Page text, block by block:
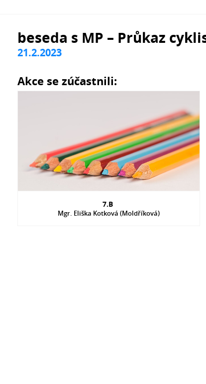
beseda s MP – Průkaz
21.2.2023
Akce se zúčastnili:
7.B
Mgr. Eliška Kotková (Moldříková)